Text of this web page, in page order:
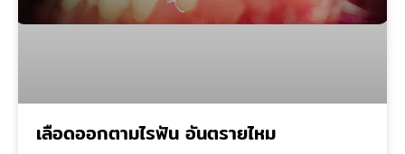
เลือดออกตามไรฟัน อันตรายไหม